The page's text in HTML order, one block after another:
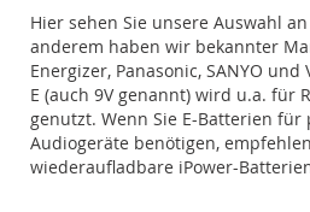
Hier sehen Sie unsere Auswahl
anderem haben wir bekannter
Energizer, Panasonic, SANYO
E (auch 9V genannt) wird u.a. für
genutzt. Wenn Sie E-Batterien für
Audiogeräte benötigen,
wiederaufladbare iPower-